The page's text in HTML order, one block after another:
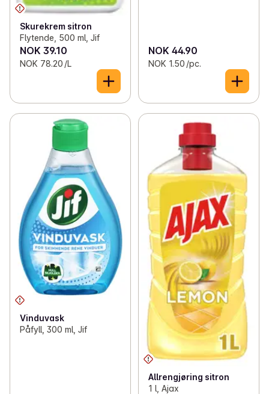
Skurekrem sitron
Flytende, 500 ml, Jif
NOK 39.10
NOK 78.20 /L
NOK 44.90
NOK 1.50 /pc.
Vinduvask
Påfyll, 300 ml, Jif
Allrengjøring sitron
1 l, Ajax